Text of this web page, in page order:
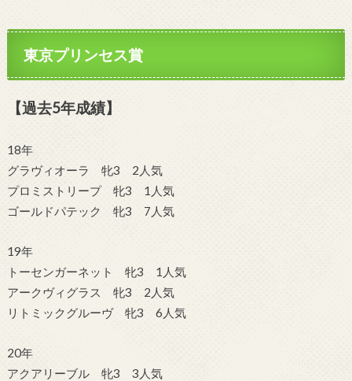
東京プリンセス賞
【過去5年成績】
18年
グラヴィオーラ 牝3 2人気
プロミストリープ 牝3 1人気
ゴールドパテック 牝3 7人気
19年
トーセンガーネット 牝3 1人気
アークヴィグラス 牝3 2人気
リトミックグルーヴ 牝3 6人気
20年
アクアリーブル 牝3 3人気